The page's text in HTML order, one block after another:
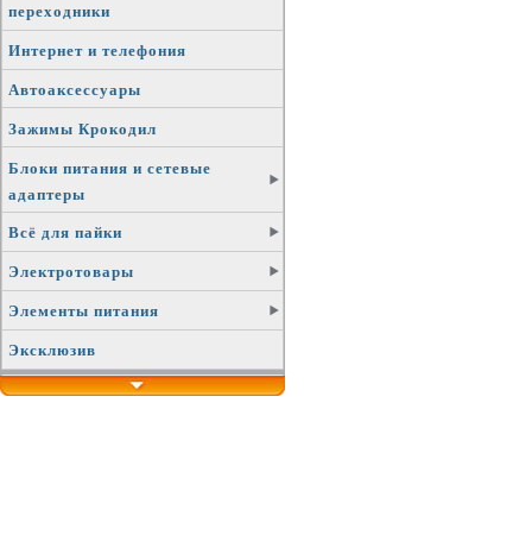
переходники
Интернет и телефония
Автоаксессуары
Зажимы Крокодил
Блоки питания и сетевые
адаптеры
Всё для пайки
Электротовары
Элементы питания
Эксклюзив